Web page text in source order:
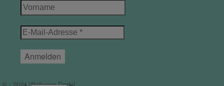
Vorname
E-
Mail-
Adresse
*